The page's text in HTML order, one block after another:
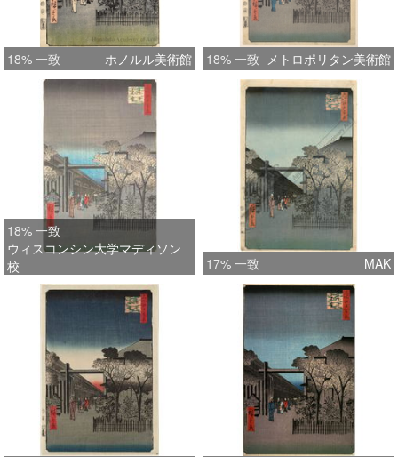
18% 一致 ホノルル美術館 18% 一致 メトロポリタン美術館
18% 一致
ウィスコンシン大学マディソン
校
17% 一致 MAK